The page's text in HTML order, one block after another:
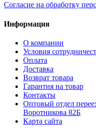
Согласие на обработку
Информация
О компании
Условия
Оплата
Доставка
Возврат товара
Гарантия на товар
Контакты
Оптовый отдел
Воротникова 82Б
Карта сайта